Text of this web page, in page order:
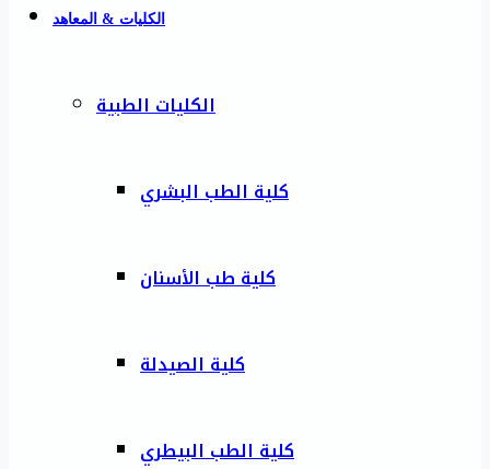
الكليات & المعاهد
الكليات الطبية
كلية الطب البشري
كلية طب الأسنان
كلية الصيدلة
كلية الطب البيطري